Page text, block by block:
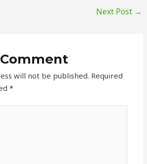
Next Post →
will not be published. Required
*